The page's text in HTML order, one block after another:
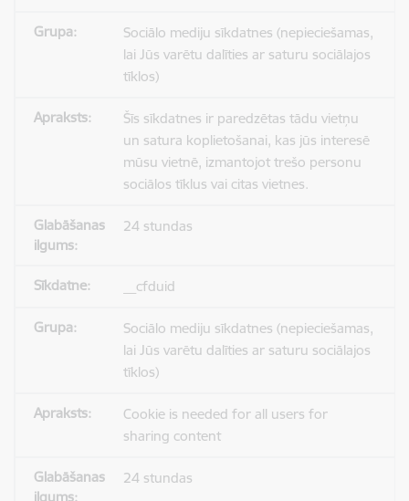
Sociālo mediju sīkdatnes (nepieciešamas,
lai Jūs varētu dalīties ar saturu sociālajos
tīklos)
Šīs sīkdatnes ir paredzētas tādu vietņu
un satura koplietošanai, kas jūs interesē
mūsu vietnē, izmantojot trešo personu
sociālos tīklus vai citas vietnes.
24 stundas
__cfduid
Sociālo mediju sīkdatnes (nepieciešamas,
lai Jūs varētu dalīties ar saturu sociālajos
tīklos)
Cookie is needed for all users for
sharing content
24 stundas